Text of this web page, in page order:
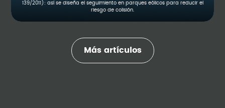
139/2011): así se diseña el seguimiento en parques eólicos para reducir el
riesgo de colisión.
Más artículos